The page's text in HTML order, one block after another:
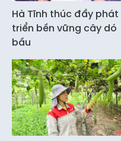
Hà Tĩnh thúc đẩy phát
triển bền vững cây dó
bầu